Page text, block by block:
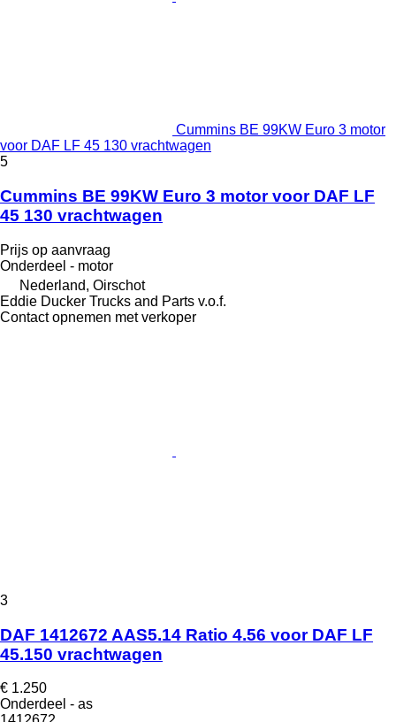
Cummins BE 99KW Euro 3 motor
voor DAF LF 45 130 vrachtwagen
5
Cummins BE 99KW Euro 3 motor voor DAF LF
45 130 vrachtwagen
Prijs op aanvraag
Onderdeel - motor
Nederland, Oirschot
Eddie Ducker Trucks and Parts v.o.f.
Contact opnemen met verkoper
3
DAF 1412672 AAS5.14 Ratio 4.56 voor DAF LF
45.150 vrachtwagen
€ 1.250
Onderdeel - as